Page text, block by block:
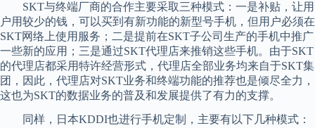
SKT与终端厂商的合作主要采取三种模式：一是补贴，让用
户用较少的钱，可以买到有新功能的新型号手机，但用户必须在
SKT网络上使用服务；二是提前在SKT子公司生产的手机中推广
一些新的应用；三是通过SKT代理店来推销这些手机。由于SKT
的代理店都采用特许经营形式，代理店全部业务均来自于SKT集
团，因此，代理店对SKT业务和终端功能的推荐也是倾尽全力，
这也为SKT的数据业务的普及和发展提供了有力的支撑。
同样，日本KDDI也进行手机定制，主要有以下几种模式：